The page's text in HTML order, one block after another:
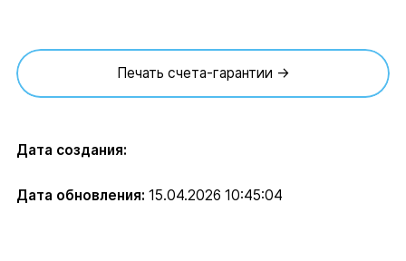
Печать счета-гарантии →
Дата создания:
Дата обновления: 15.04.2026 10:45:04